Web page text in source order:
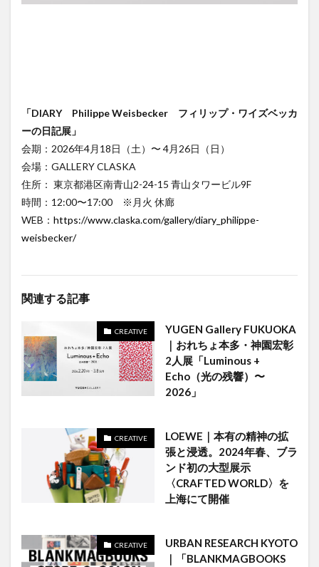
「DIARY​ Philippe Weisbecker フィリップ・ワイズベッカ
ーの日記展」
会期：2026年4月18日（土）〜 4月26日（日）
会場：GALLERY CLASKA
住所： 東京都港区南青山2-24-15 青山タワービル9F
時間：12:00〜17:00 ※月火 休廊
WEB： https://www.claska.com/gallery/diary_philippe-
weisbecker/
関連する記事
CREATIVE
YUGEN Gallery FUKUOKA
｜おれちょ本多・神園宏彰
2人展「Luminous +
Echo（光の残響）〜
2026」
CREATIVE
LOEWE｜本有の精神の拡
張と浸透。2024年春、ブラ
ンド初の大型展示
〈CRAFTED WORLD〉を
上海にて開催
CREATIVE
URBAN RESEARCH KYOTO
｜「BLANKMAGBOOKS